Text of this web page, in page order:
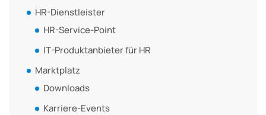
HR-Dienstleister
HR-Service-Point
IT-Produktanbieter für HR
Marktplatz
Downloads
Karriere-Events